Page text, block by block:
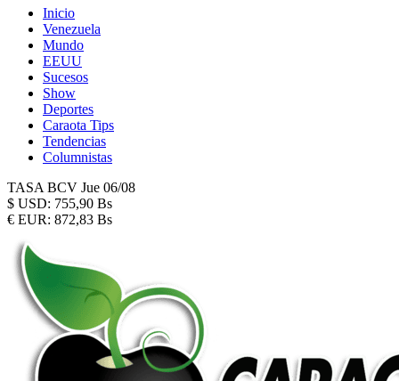
Inicio
Venezuela
Mundo
EEUU
Sucesos
Show
Deportes
Caraota Tips
Tendencias
Columnistas
TASA BCV Jue 06/08
$ USD: 755,90 Bs
€ EUR: 872,83 Bs